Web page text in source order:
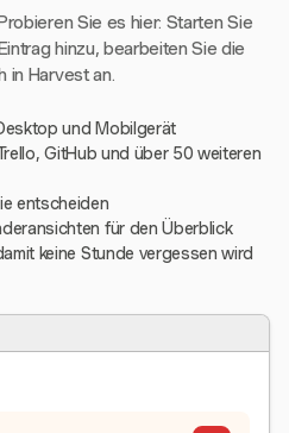
Sie es hier: Starten Sie
hinzu, bearbeiten Sie die
in Harvest an.
und Mobilgerät
GitHub und über 50 weiteren
entscheiden
für den Überblick
keine Stunde vergessen wird